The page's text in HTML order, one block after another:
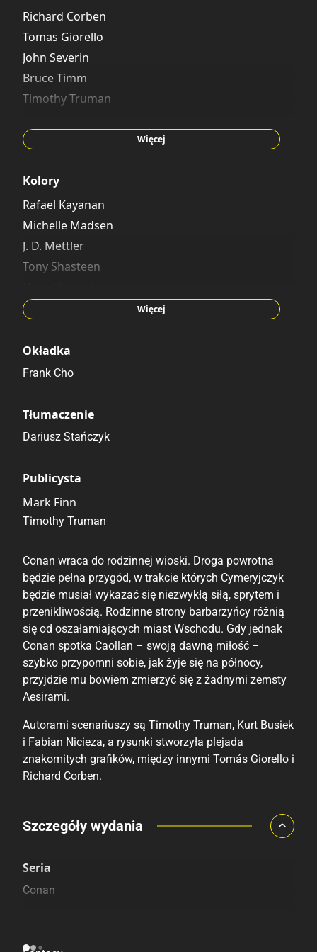
Richard Corben
Tomas Giorello
John Severin
Bruce Timm
Timothy Truman
Paul Lee
Więcej
Kolory
Rafael Kayanan
Michelle Madsen
J. D. Mettler
Tony Shasteen
Jose Villarrubia
Więcej
Okładka
Frank Cho
Tłumaczenie
Dariusz Stańczyk
Publicysta
Mark Finn
Timothy Truman
Conan wraca do rodzinnej wioski. Droga powrotna
będzie pełna przygód, w trakcie których Cymeryjczyk
będzie musiał wykazać się niezwykłą siłą, sprytem i
przenikliwością. Rodzinne strony barbarzyńcy różnią
się od oszałamiających miast Wschodu. Gdy jednak
Conan spotka Caollan – swoją dawną miłość –
szybko przypomni sobie, jak żyje się na północy,
przyjdzie mu bowiem zmierzyć się z żadnymi zemsty
Aesirami.
Autorami scenariuszy są Timothy Truman, Kurt Busiek
i Fabian Nicieza, a rysunki stworzyła plejada
znakomitych grafików, między innymi Tomás Giorello i
Richard Corben.
Porównaj ceny
Szczegóły wydania
Seria
Conan